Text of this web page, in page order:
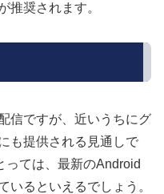
推奨されます。
信ですが、近いうちにグ
も提供される見通しで
っては、最新のAndroid
いるといえるでしょう。